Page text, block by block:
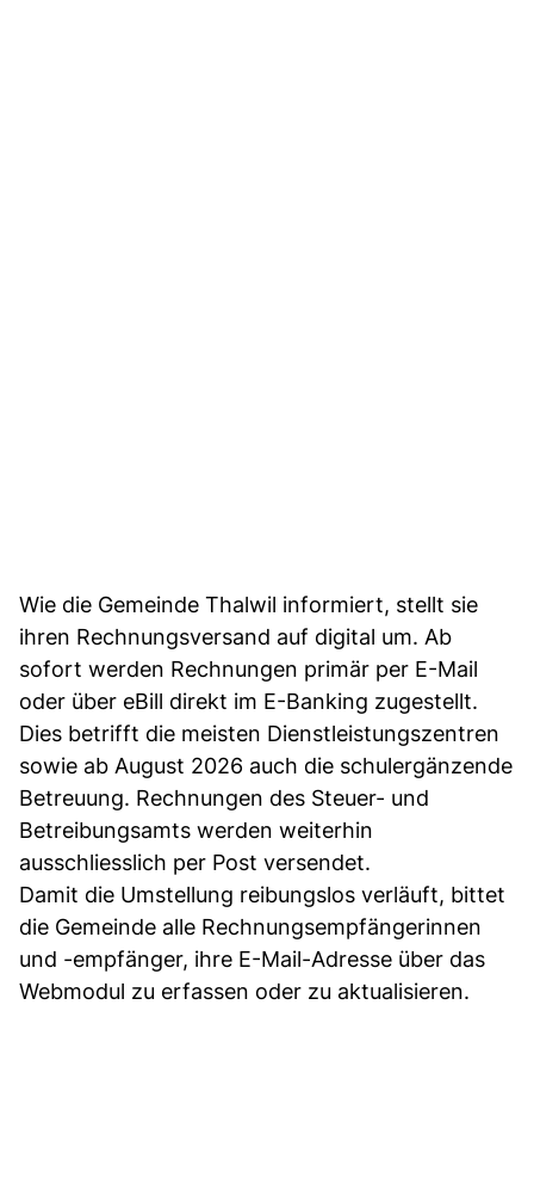
Wie die Gemeinde Thalwil informiert, stellt sie
ihren Rechnungsversand auf digital um. Ab
sofort werden Rechnungen primär per E-Mail
oder über eBill direkt im E-Banking zugestellt.
Dies betrifft die meisten Dienstleistungszentren
sowie ab August 2026 auch die schulergänzende
Betreuung. Rechnungen des Steuer- und
Betreibungsamts werden weiterhin
ausschliesslich per Post versendet.
Damit die Umstellung reibungslos verläuft, bittet
die Gemeinde alle Rechnungsempfängerinnen
und -empfänger, ihre E-Mail-Adresse über das
Webmodul zu erfassen oder zu aktualisieren.